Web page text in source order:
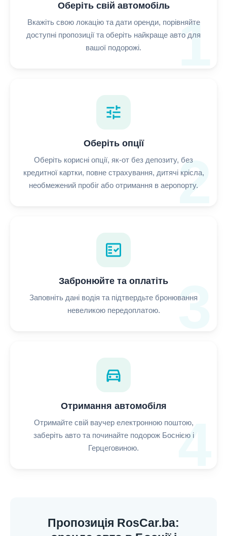
1
Оберіть свій автомобіль
Вкажіть свою локацію та дати оренди, порівняйте
доступні пропозиції та оберіть найкраще авто для
вашої подорожі.
2
tune
Оберіть опції
Оберіть корисні опції, як-от без депозиту, без
кредитної картки, повне страхування, дитячі крісла,
необмежений пробіг або отримання в аеропорту.
3
fact_check
Забронюйте та оплатіть
Заповніть дані водія та підтвердьте бронювання
невеликою передоплатою.
4
directions_car
Отримання автомобіля
Отримайте свій ваучер електронною поштою,
заберіть авто та починайте подорож Боснією і
Герцеговиною.
Пропозиція RosCar.ba: